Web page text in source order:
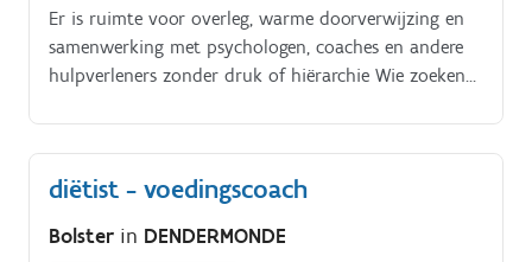
(eetstoornissen, ondervoeding, …) Je bent bereid
occasioneel voordrachten te verzorgen.
Er is ruimte voor overleg, warme doorverwijzing en
samenwerking met psychologen, coaches en andere
hulpverleners zonder druk of hiërarchie Wie zoeken
diëtist - voedingscoach
Bolster in DENDERMONDE